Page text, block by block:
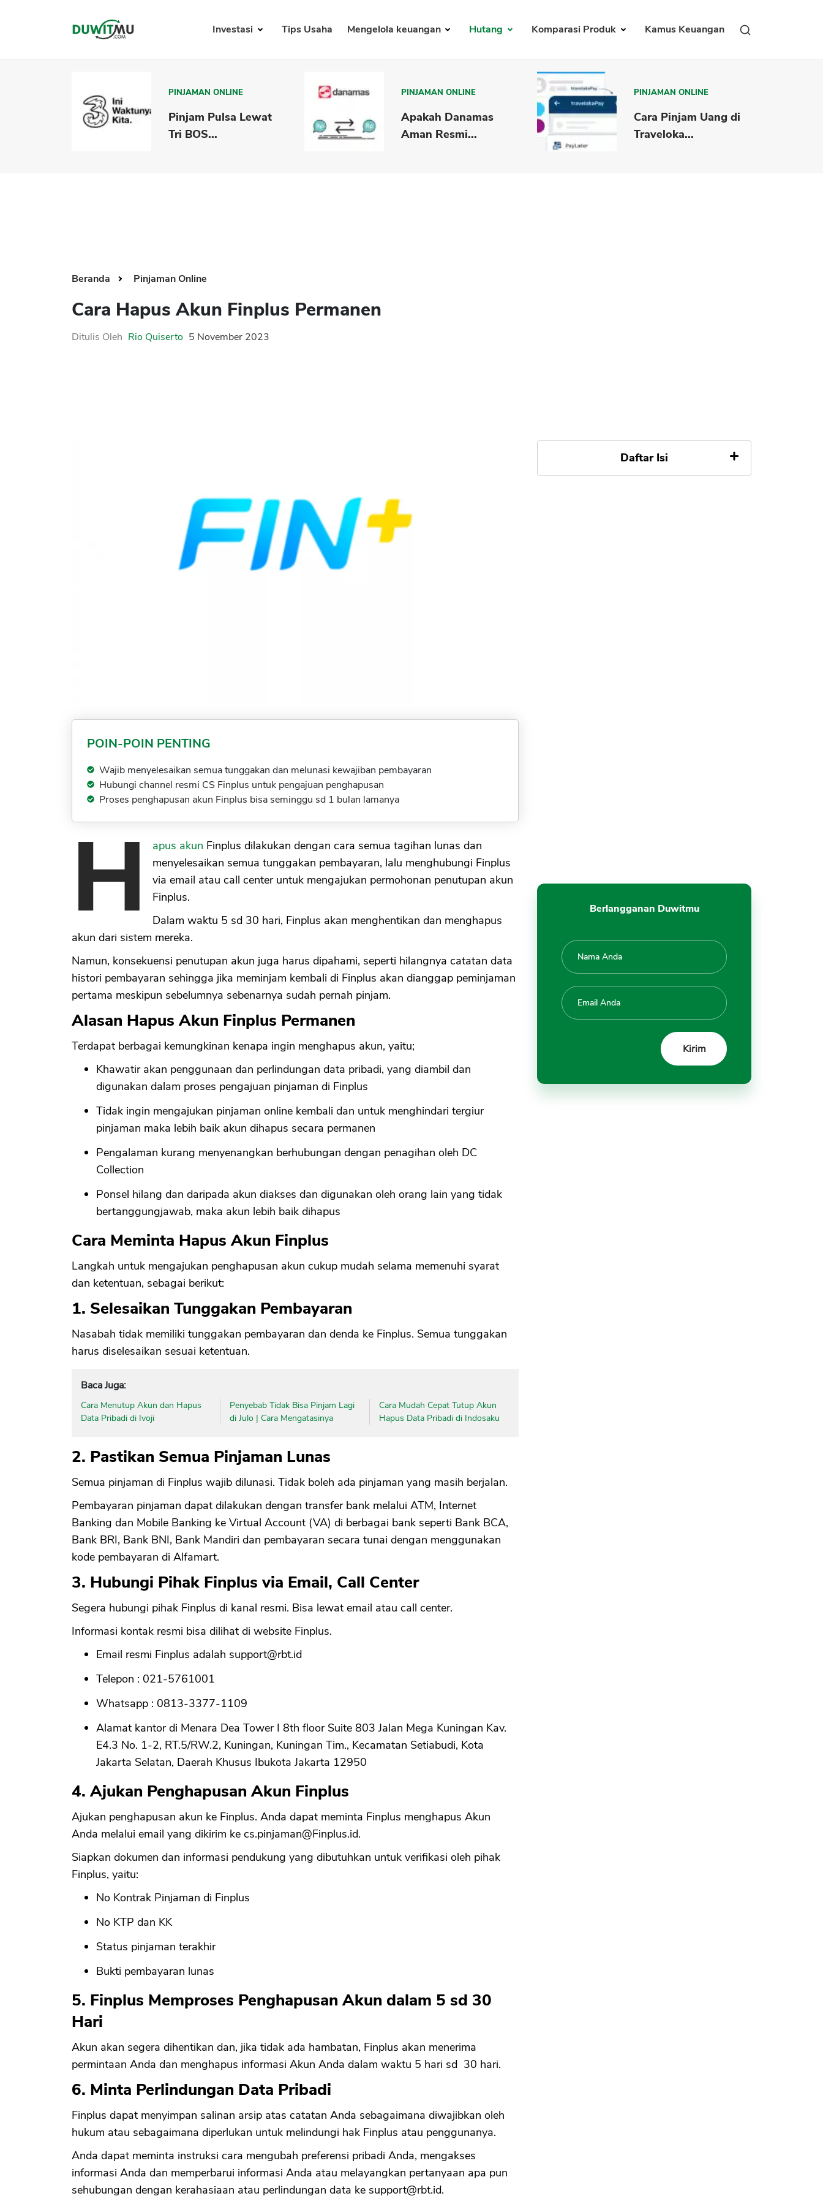
Investasi Tips Usaha Mengelola keuangan Hutang Komparasi Produk Kamus Keuangan
PINJAMAN ONLINE
Pinjam Pulsa Lewat
Tri BOS...
PINJAMAN ONLINE
Apakah Danamas
Aman Resmi...
PINJAMAN ONLINE
Cara Pinjam Uang di
Traveloka...
Beranda Pinjaman Online
Cara Hapus Akun Finplus Permanen
Ditulis Oleh Rio Quiserto 5 November 2023
POIN-POIN PENTING
Wajib menyelesaikan semua tunggakan dan melunasi kewajiban pembayaran
Hubungi channel resmi CS Finplus untuk pengajuan penghapusan
Proses penghapusan akun Finplus bisa seminggu sd 1 bulan lamanya
H apus akun Finplus dilakukan dengan cara semua tagihan lunas dan
menyelesaikan semua tunggakan pembayaran, lalu menghubungi Finplus
via email atau call center untuk mengajukan permohonan penutupan akun
Finplus.
Dalam waktu 5 sd 30 hari, Finplus akan menghentikan dan menghapus
akun dari sistem mereka.
Namun, konsekuensi penutupan akun juga harus dipahami, seperti hilangnya catatan data
histori pembayaran sehingga jika meminjam kembali di Finplus akan dianggap peminjaman
pertama meskipun sebelumnya sebenarnya sudah pernah pinjam.
Alasan Hapus Akun Finplus Permanen
Terdapat berbagai kemungkinan kenapa ingin menghapus akun, yaitu;
Khawatir akan penggunaan dan perlindungan data pribadi, yang diambil dan
digunakan dalam proses pengajuan pinjaman di Finplus
Tidak ingin mengajukan pinjaman online kembali dan untuk menghindari tergiur
pinjaman maka lebih baik akun dihapus secara permanen
Pengalaman kurang menyenangkan berhubungan dengan penagihan oleh DC
Collection
Ponsel hilang dan daripada akun diakses dan digunakan oleh orang lain yang tidak
bertanggungjawab, maka akun lebih baik dihapus
Cara Meminta Hapus Akun Finplus
Langkah untuk mengajukan penghapusan akun cukup mudah selama memenuhi syarat
dan ketentuan, sebagai berikut:
1. Selesaikan Tunggakan Pembayaran
Nasabah tidak memiliki tunggakan pembayaran dan denda ke Finplus. Semua tunggakan
harus diselesaikan sesuai ketentuan.
Baca Juga:
Cara Menutup Akun dan Hapus
Data Pribadi di Ivoji
Penyebab Tidak Bisa Pinjam Lagi
di Julo | Cara Mengatasinya
Cara Mudah Cepat Tutup Akun
Hapus Data Pribadi di Indosaku
2. Pastikan Semua Pinjaman Lunas
Semua pinjaman di Finplus wajib dilunasi. Tidak boleh ada pinjaman yang masih berjalan.
Pembayaran pinjaman dapat dilakukan dengan transfer bank melalui ATM, Internet
Banking dan Mobile Banking ke Virtual Account (VA) di berbagai bank seperti Bank BCA,
Bank BRI, Bank BNI, Bank Mandiri dan pembayaran secara tunai dengan menggunakan
kode pembayaran di Alfamart.
3. Hubungi Pihak Finplus via Email, Call Center
Segera hubungi pihak Finplus di kanal resmi. Bisa lewat email atau call center.
Informasi kontak resmi bisa dilihat di website Finplus.
Email resmi Finplus adalah support@rbt.id
Telepon : 021-5761001
Whatsapp : 0813-3377-1109
Alamat kantor di Menara Dea Tower I 8th floor Suite 803 Jalan Mega Kuningan Kav.
E4.3 No. 1-2, RT.5/RW.2, Kuningan, Kuningan Tim., Kecamatan Setiabudi, Kota
Jakarta Selatan, Daerah Khusus Ibukota Jakarta 12950
4. Ajukan Penghapusan Akun Finplus
Ajukan penghapusan akun ke Finplus. Anda dapat meminta Finplus menghapus Akun
Anda melalui email yang dikirim ke cs.pinjaman@Finplus.id.
Siapkan dokumen dan informasi pendukung yang dibutuhkan untuk verifikasi oleh pihak
Finplus, yaitu:
No Kontrak Pinjaman di Finplus
No KTP dan KK
Status pinjaman terakhir
Bukti pembayaran lunas
5. Finplus Memproses Penghapusan Akun dalam 5 sd 30
Hari
Akun akan segera dihentikan dan, jika tidak ada hambatan, Finplus akan menerima
permintaan Anda dan menghapus informasi Akun Anda dalam waktu 5 hari sd 30 hari.
6. Minta Perlindungan Data Pribadi
Finplus dapat menyimpan salinan arsip atas catatan Anda sebagaimana diwajibkan oleh
hukum atau sebagaimana diperlukan untuk melindungi hak Finplus atau penggunanya.
Anda dapat meminta instruksi cara mengubah preferensi pribadi Anda, mengakses
informasi Anda dan memperbarui informasi Anda atau melayangkan pertanyaan apa pun
sehubungan dengan kerahasiaan atau perlindungan data ke support@rbt.id.
Daftar Isi
Berlangganan Duwitmu
OK
CANCEL